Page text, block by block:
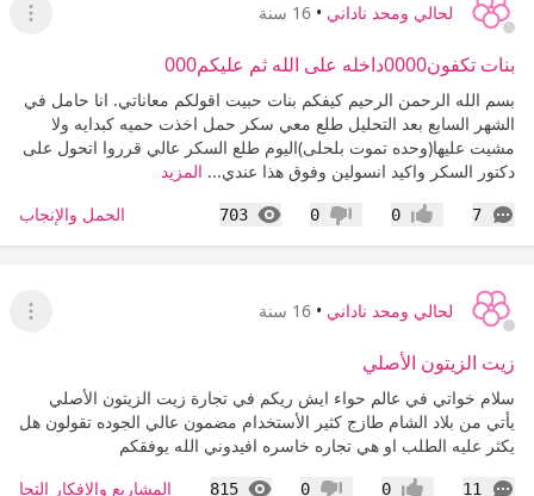
لحالي ومحد ناداني • 16 سنة
عرض
بنات تكفون0000داخله على الله ثم عليكم000
بسم الله الرحمن الرحيم كيفكم بنات حبيت اقولكم معاناتي. انا حامل في
الشهر السابع بعد التحليل طلع معي سكر حمل اخذت حميه كبدايه ولا
مشيت عليها(وحده تموت بلحلى)اليوم طلع السكر عالي قرروا اتحول على
دكتور السكر واكيد انسولين وفوق هذا عندي... المزيد
7
التعليقات إعجاب0 عدم إعجاب
0
703
المشاهدات الحمل والإنجاب
لحالي ومحد ناداني • 16 سنة
عرض
زيت الزيتون الأصلي
سلام خواتي في عالم حواء ايش ريكم في تجارة زيت الزيتون الأصلي
يأتي من بلاد الشام طازج كثير الأستخدام مضمون عالي الجوده تقولون هل
يكثر عليه الطلب او هي تجاره خاسره افيدوني الله يوفقكم
11
التعليقات 0
0
815
المشاهدات المشاريع والافكار